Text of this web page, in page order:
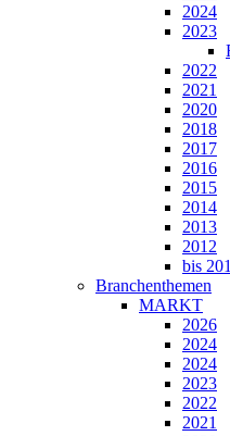
2024
2023
2022
2021
2020
2018
2017
2016
2015
2014
2013
2012
bis
Branchenthemen
MARKT
2026
2024
2024
2023
2022
2021